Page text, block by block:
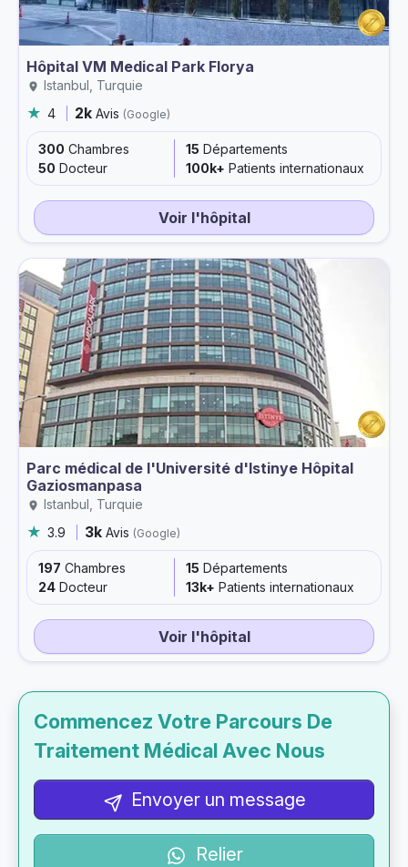
Hôpital VM Medical Park Florya
Istanbul, Turquie
4
2kAvis (Google)
300 Chambres 15 Départements
50 Docteur 100k+ Patients internationaux
Voir l'hôpital
Parc médical de l'Université d'Istinye Hôpital
Gaziosmanpasa
Istanbul, Turquie
3.9
3kAvis (Google)
197 Chambres 15 Départements
24 Docteur 13k+ Patients internationaux
Voir l'hôpital
Commencez Votre Parcours De
Traitement Médical Avec Nous
Envoyer un message
Relier